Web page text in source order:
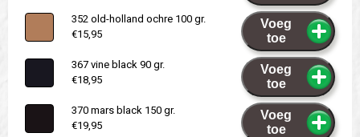
352 old-holland ochre 100 gr.
€15,95
Voeg
toe
367 vine black 90 gr.
€18,95
Voeg
toe
370 mars black 150 gr.
€19,95
Voeg
toe